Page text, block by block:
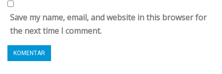
Save my name, email, and website in this browser for
the next time I comment.